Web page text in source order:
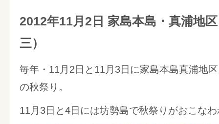
2012年11月2日 家島本島・真浦地
三）
毎年・11月2日と11月3日に家島本島真浦地
の秋祭り。
11月3日と4日には坊勢島で秋祭りがおこな